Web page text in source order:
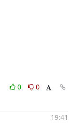
0
0
19:41